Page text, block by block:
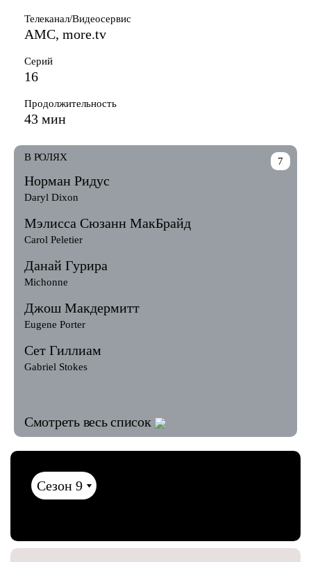
Телеканал/Видеосервис
AMC, more.tv
Серий
16
Продолжительность
43 мин
7
В РОЛЯХ
Норман Ридус
Daryl Dixon
Мэлисса Сюзанн МакБрайд
Carol Peletier
Данай Гурира
Michonne
Джош Макдермитт
Eugene Porter
Сет Гиллиам
Gabriel Stokes
Смотреть весь список